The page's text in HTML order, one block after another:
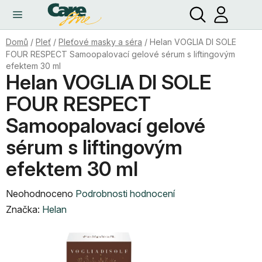
obsah
Hledat
Domů / Pleť / Pleťové masky a séra / Helan VOGLIA DI SOLE
FOUR RESPECT Samoopalovací gelové sérum s liftingovým
efektem 30 ml
Helan VOGLIA DI SOLE
FOUR RESPECT
Samoopalovací gelové
sérum s liftingovým
efektem 30 ml
Průměrné
hodnocení
Neohodnoceno Podrobnosti hodnocení
Značka: Helan